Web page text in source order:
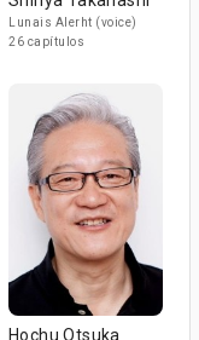
Lunais Alerht (voice)
26 capítulos
Hochu Otsuka